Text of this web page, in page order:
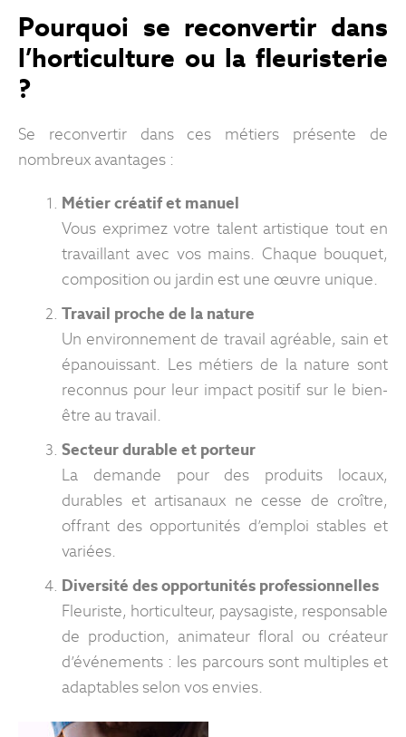
Pourquoi se reconvertir dans
l’horticulture ou la fleuristerie
?
Se reconvertir dans ces métiers présente de
nombreux avantages :
Métier créatif et manuel
Vous exprimez votre talent artistique tout en
travaillant avec vos mains. Chaque bouquet,
composition ou jardin est une œuvre unique.
Travail proche de la nature
Un environnement de travail agréable, sain et
épanouissant. Les métiers de la nature sont
reconnus pour leur impact positif sur le bien-
être au travail.
Secteur durable et porteur
La demande pour des produits locaux,
durables et artisanaux ne cesse de croître,
offrant des opportunités d’emploi stables et
variées.
Diversité des opportunités professionnelles
Fleuriste, horticulteur, paysagiste, responsable
de production, animateur floral ou créateur
d’événements : les parcours sont multiples et
adaptables selon vos envies.